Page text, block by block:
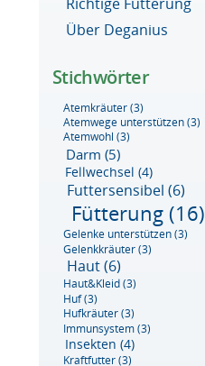
Über Deganius
Stichwörter
Atemkräuter(3)
Atemwege unterstützen(3)
Atemwohl (3)
Darm (5)
Fellwechsel (4)
Futtersensibel (6)
Fütterung (16)
Gelenke unterstützen(3)
Gelenkkräuter(3)
Haut(6)
Haut&Kleid(3)
Huf(3)
Hufkräuter(3)
Immunsystem(3)
Insekten (4)
Kraftfutter(3)